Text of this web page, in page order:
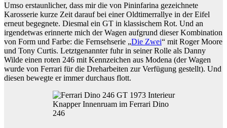
Umso erstaunlicher, dass mir die von Pininfarina gezeichnete
Karosserie kurze Zeit darauf bei einer Oldtimerrallye in der Eifel
erneut begegnete. Diesmal ein GT in klassischem Rot. Und an
irgendetwas erinnerte mich der Wagen aufgrund dieser Kombination
von Form und Farbe: die Fernsehserie „Die Zwei“ mit Roger Moore
und Tony Curtis. Letztgenannter fuhr in seiner Rolle als Danny
Wilde einen roten 246 mit Kennzeichen aus Modena (der Wagen
wurde von Ferrari für die Dreharbeiten zur Verfügung gestellt). Und
diesen bewegte er immer durchaus flott.
Knapper Innenruam im Ferrari Dino
246